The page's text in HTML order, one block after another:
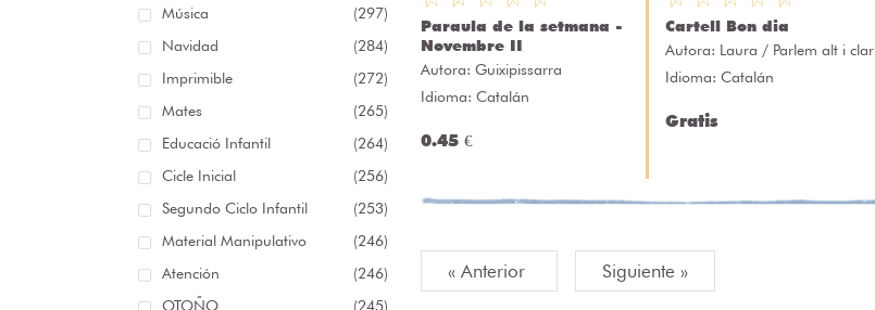
Música
(297)
Navidad
(284)
Imprimible
(272)
Mates
(265)
Educació Infantil
(264)
Cicle Inicial
(256)
Segundo Ciclo Infantil
(253)
Material Manipulativo
(246)
Atención
(246)
OTOÑO
(245)
Paraula de la setmana -
Novembre II
Autora: Guixipissarra
Idioma: Catalán
0.45 €
Cartell Bon dia
Autora: Laura / Parlem alt i clar
Idioma: Catalán
Gratis
« Anterior Siguiente »